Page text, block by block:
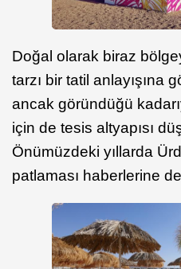
Doğal olarak biraz
tarzı bir tatil anlayışına
ancak göründüğü
için de tesis altyapısı
Önümüzdeki yıllarda
patlaması haberlerine